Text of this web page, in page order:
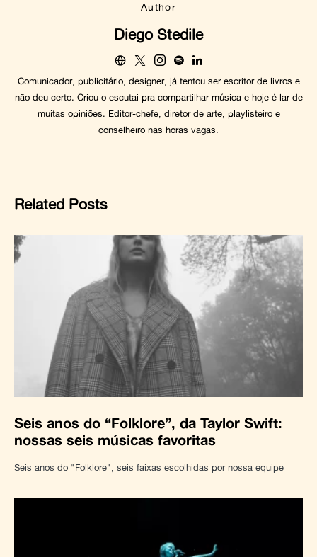
Author
Diego Stedile
Comunicador, publicitário, designer, já tentou ser escritor de livros e
não deu certo. Criou o escutai pra compartilhar música e hoje é lar de
muitas opiniões. Editor-chefe, diretor de arte, playlisteiro e
conselheiro nas horas vagas.
Related Posts
Seis anos do “Folklore”, da Taylor Swift:
nossas seis músicas favoritas
Seis anos do "Folklore", seis faixas escolhidas por nossa equipe